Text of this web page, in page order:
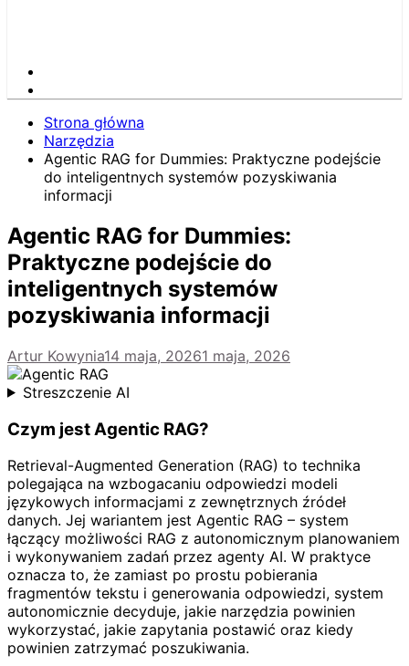
Strona główna
Narzędzia
Agentic RAG for Dummies: Praktyczne podejście
do inteligentnych systemów pozyskiwania
informacji
Agentic RAG for Dummies:
Praktyczne podejście do
inteligentnych systemów
pozyskiwania informacji
Artur Kowynia14 maja, 20261 maja, 2026
Streszczenie AI
Czym jest Agentic RAG?
Retrieval-Augmented Generation (RAG) to technika
polegająca na wzbogacaniu odpowiedzi modeli
językowych informacjami z zewnętrznych źródeł
danych. Jej wariantem jest Agentic RAG – system
łączący możliwości RAG z autonomicznym planowaniem
i wykonywaniem zadań przez agenty AI. W praktyce
oznacza to, że zamiast po prostu pobierania
fragmentów tekstu i generowania odpowiedzi, system
autonomicznie decyduje, jakie narzędzia powinien
wykorzystać, jakie zapytania postawić oraz kiedy
powinien zatrzymać poszukiwania.